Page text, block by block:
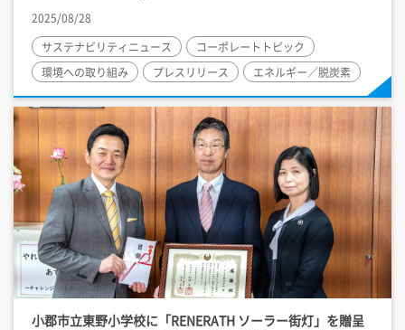
2025/08/28
サステナビリティニュース
コーポレートトピック
環境への取り組み
プレスリリース エネルギー／脱炭素
小郡市立東野小学校に「RENERATH ソーラー街灯」を贈呈